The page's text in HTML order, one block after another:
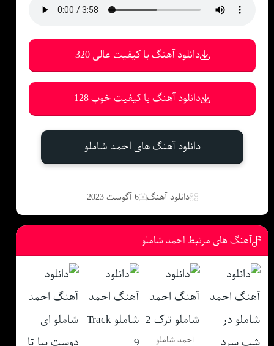
دانلود آهنگ با کیفیت عالی 320
دانلود آهنگ با کیفیت خوب 128
دانلود آهنگ های احمد شاملو
دانلود آهنگ 6 آگوست 2023
آهنگ های مرتبط احمد شاملو
احمد شاملو -